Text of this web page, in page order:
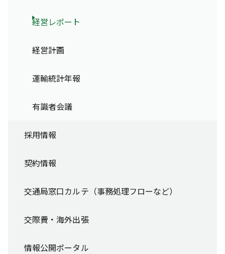
経営レポート
経営計画
運輸統計年報
有識者会議
採用情報
契約情報
交通局窓口カルテ（事務処理フローなど）
交際費・海外出張
情報公開ポータル